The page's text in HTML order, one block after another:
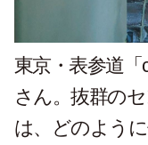
東京・表参道
さん。抜群の
は、どのよう